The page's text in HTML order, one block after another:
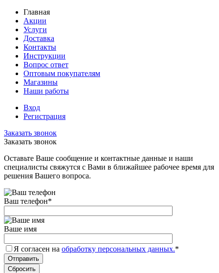
Главная
Акции
Услуги
Доставка
Контакты
Инструкции
Вопрос ответ
Оптовым покупателям
Магазины
Наши работы
Вход
Регистрация
Заказать звонок
Заказать звонок
Оставьте Ваше сообщение и контактные данные и наши
специалисты свяжутся с Вами в ближайшее рабочее время для
решения Вашего вопроса.
Ваш телефон*
Ваше имя
Я согласен на обработку персональных данных.*